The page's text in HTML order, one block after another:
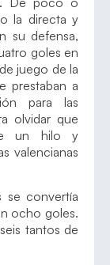
la directa y
su defensa,
goles en
juego de la
prestaban a
para las
olvidar que
un hilo y
valencianas
se convertía
ocho goles.
tantos de